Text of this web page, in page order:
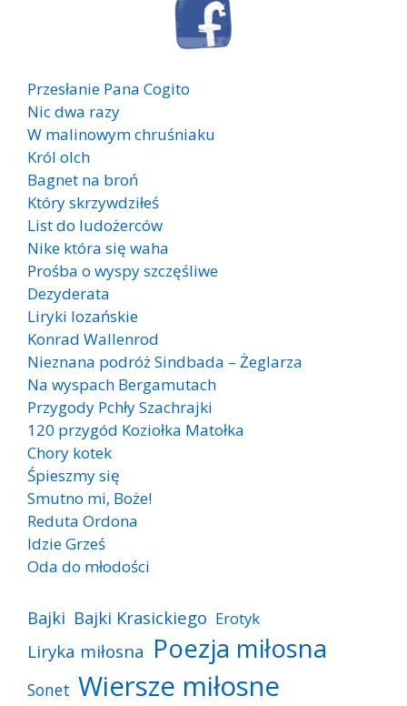
Przesłanie Pana Cogito
Nic dwa razy
W malinowym chruśniaku
Król olch
Bagnet na broń
Który skrzywdziłeś
List do ludożerców
Nike która się waha
Prośba o wyspy szczęśliwe
Dezyderata
Liryki lozańskie
Konrad Wallenrod
Nieznana podróż Sindbada – Żeglarza
Na wyspach Bergamutach
Przygody Pchły Szachrajki
120 przygód Koziołka Matołka
Chory kotek
Śpieszmy się
Smutno mi, Boże!
Reduta Ordona
Idzie Grześ
Oda do młodości
Bajki Bajki Krasickiego Erotyk
Liryka miłosna Poezja miłosna
Sonet Wiersze miłosne